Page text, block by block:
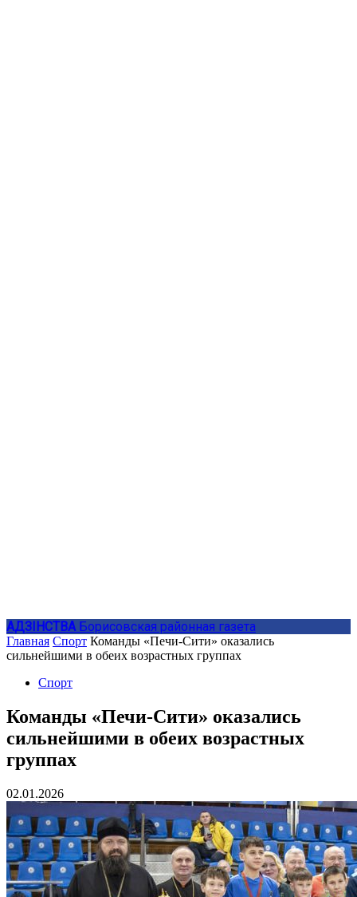
АДЗIНСТВА Борисовская районная газета
Главная Спорт Команды «Печи-Сити» оказались
сильнейшими в обеих возрастных группах
Спорт
Команды «Печи-Сити» оказались
сильнейшими в обеих возрастных
группах
02.01.2026